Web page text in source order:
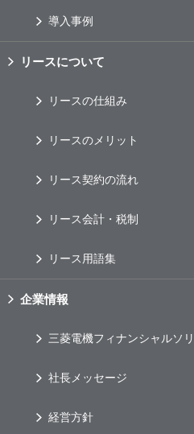
導入事例
リースについて
リースの仕組み
リースのメリット
リース契約の流れ
リース会計・税制
リース用語集
企業情報
三菱電機フィナンシャルソ
社長メッセージ
経営方針